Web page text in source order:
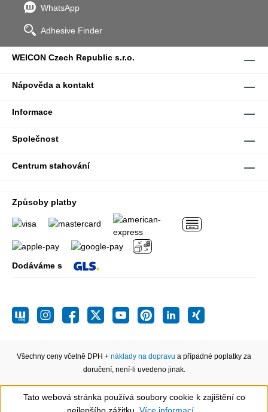
WhatsApp
Adhesive Finder
WEICON Czech Republic s.r.o.
Nápověda a kontakt
Informace
Společnost
Centrum stahování
Způsoby platby
Dodáváme s
Všechny ceny včetně DPH + náklady na dopravu a případné poplatky za
doručení, není-li uvedeno jinak.
Show toolbar
Tato webová stránka používá soubory cookie k zajištění co